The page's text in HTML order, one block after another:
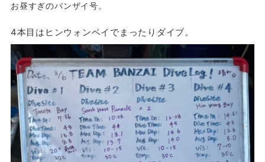
お昼すぎのバンザイ号。
4本目はヒンウォンベイでまったりダイブ。